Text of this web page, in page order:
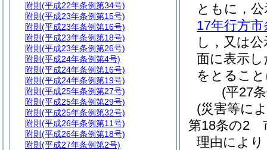
ともに，
17年行方
し，又は
面に表示
をとるこ
(平27
(災害等に
第18条の2
理由によ
附則 (平成22年条例第34号)
附則 (平成23年条例第15号)
附則 (平成23年条例第16号)
附則 (平成23年条例第18号)
附則 (平成23年条例第26号)
附則 (平成24年条例第4号)
附則 (平成24年条例第16号)
附則 (平成24年条例第19号)
附則 (平成25年条例第27号)
附則 (平成25年条例第29号)
附則 (平成25年条例第32号)
附則 (平成26年条例第11号)
附則 (平成26年条例第18号)
附則 (平成27年条例第2号)